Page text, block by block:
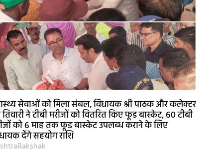
सेवाओं को मिला संबल, विधायक श्री पाठक और कलेक्टर
तिवारी ने टीबी मरीजों को वितरित किए फूड बास्केट, 60 टीबी
को 6 माह तक फूड बास्केट उपलब्ध कराने के लिए
देंगे सहयोग राशि